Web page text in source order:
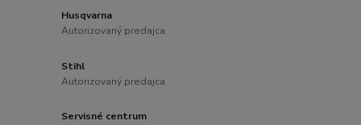
Husqvarna
Autorizovaný predajca
Stihl
Autorizovaný predajca
Servisné centrum